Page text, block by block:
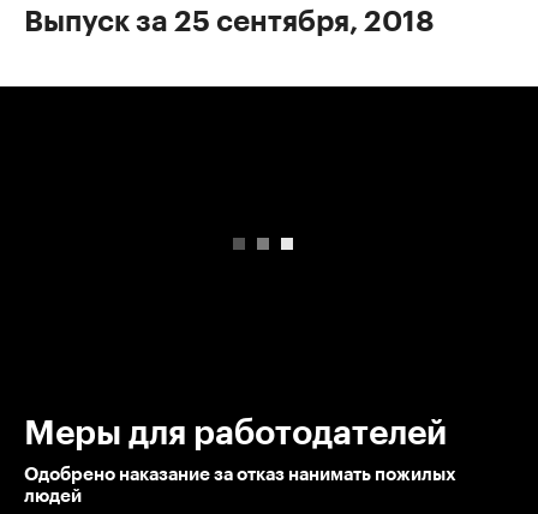
Выпуск за 25 сентября, 2018
Меры для работодателей
Одобрено наказание за отказ нанимать пожилых
людей